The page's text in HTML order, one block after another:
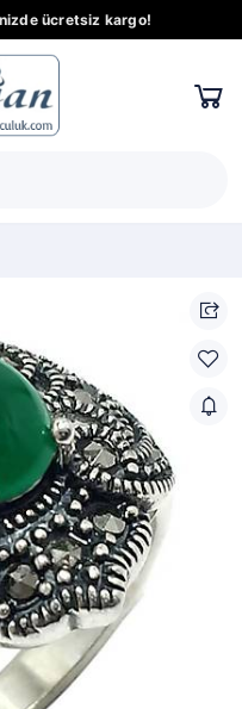
ücretsiz kargo!